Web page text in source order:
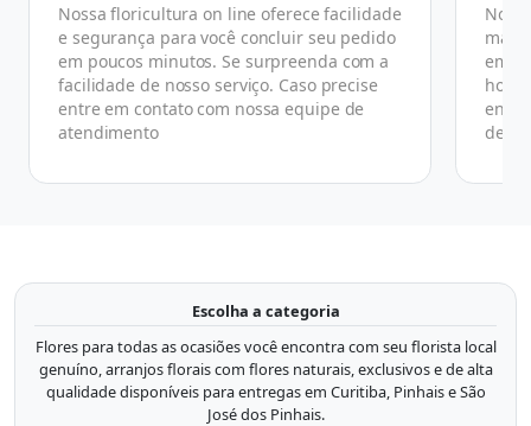
Nossa floricultura on line oferece facilidade
e segurança para você concluir seu pedido
em poucos minutos. Se surpreenda com a
facilidade de nosso serviço. Caso precise
entre em contato com nossa equipe de
atendimento
No
em
de
Escolha a categoria
Flores para todas as ocasiões você encontra com seu florista local
genuíno, arranjos florais com flores naturais, exclusivos e de alta
qualidade disponíveis para entregas em Curitiba, Pinhais e São
José dos Pinhais.